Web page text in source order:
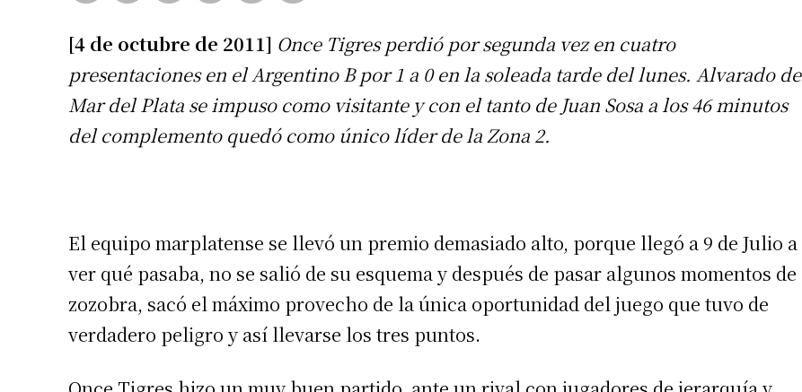
[4 de octubre de 2011] Once Tigres perdió por segunda vez en cuatro
presentaciones en el Argentino B por 1 a 0 en la soleada tarde del lunes. Alvarado de
Mar del Plata se impuso como visitante y con el tanto de Juan Sosa a los 46 minutos
del complemento quedó como único líder de la Zona 2.
El equipo marplatense se llevó un premio demasiado alto, porque llegó a 9 de Julio a
ver qué pasaba, no se salió de su esquema y después de pasar algunos momentos de
zozobra, sacó el máximo provecho de la única oportunidad del juego que tuvo de
verdadero peligro y así llevarse los tres puntos.